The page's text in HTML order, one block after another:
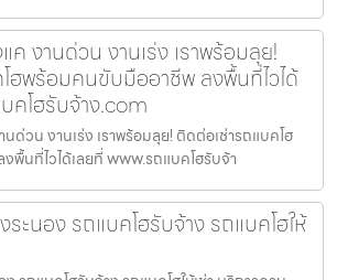
ค งานด่วน งานเร่ง เราพร้อมลุย!
ฮพร้อมคนขับมืออาชีพ ลงพื้นที่ไวได้
คโฮรับจ้าง.com
นด่วน งานเร่ง เราพร้อมลุย! ติดต่อเช่ารถแบคโฮ
นที่ไวได้เลยที่ www.รถแบคโฮรับจ้า
ระนอง รถแบคโฮรับจ้าง รถแบคโฮให้